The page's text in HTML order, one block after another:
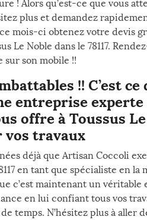
! Alors qu’est-ce que vous
plus et demandez
mois-ci obtenez votre devis
Le Noble dans le 78117.
son mobile !!
!! C’est
entreprise
offre à Toussus
vos travaux
déjà que Artisan Coccoli
en tant que spécialiste en la
c’est maintenant un véritable
en lui confiant tous vos
temps. N’hésitez plus à aller